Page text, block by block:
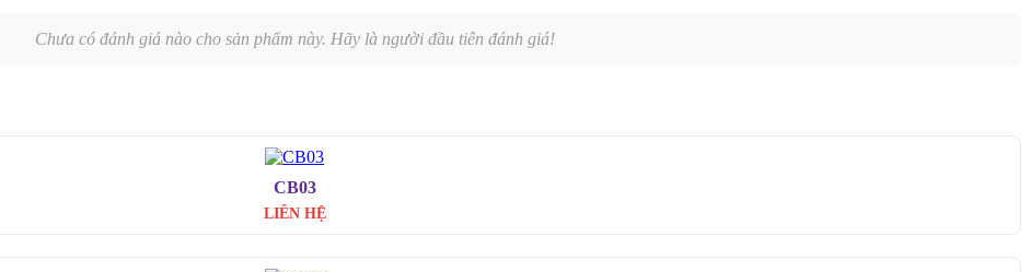
Chưa có đánh giá nào cho sản phẩm này. Hãy là người đầu tiên đánh giá!
CB03
LIÊN HỆ